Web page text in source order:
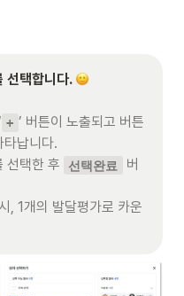
선택합니다.
+ ’ 버튼이 노출되고 버튼
타납니다.
선택한 후
선택완료
버
, 1개의 발달평가로 카운